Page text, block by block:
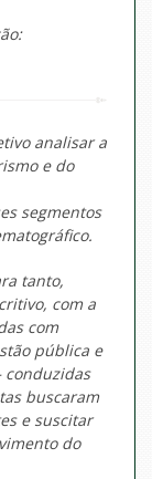
analisar a
e do
segmentos
tanto,
com a
com
pública e
buscaram
e suscitar
do